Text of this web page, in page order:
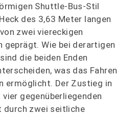
Shuttle-Bus-Stil
des 3,63 Meter langen
zwei viereckigen
geprägt. Wie bei derartigen
die beiden Enden
was das Fahren
ermöglicht. Der Zustieg in
gegenüberliegenden
zwei seitliche